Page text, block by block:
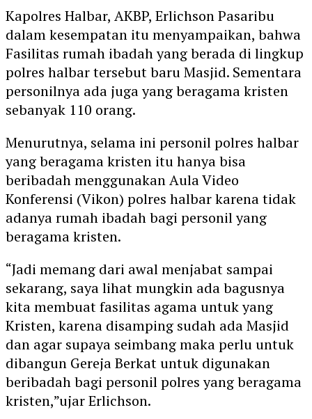
Kapolres Halbar, AKBP, Erlichson Pasaribu
dalam kesempatan itu menyampaikan, bahwa
Fasilitas rumah ibadah yang berada di lingkup
polres halbar tersebut baru Masjid. Sementara
personilnya ada juga yang beragama kristen
sebanyak 110 orang.
Menurutnya, selama ini personil polres halbar
yang beragama kristen itu hanya bisa
beribadah menggunakan Aula Video
Konferensi (Vikon) polres halbar karena tidak
adanya rumah ibadah bagi personil yang
beragama kristen.
“Jadi memang dari awal menjabat sampai
sekarang, saya lihat mungkin ada bagusnya
kita membuat fasilitas agama untuk yang
Kristen, karena disamping sudah ada Masjid
dan agar supaya seimbang maka perlu untuk
dibangun Gereja Berkat untuk digunakan
beribadah bagi personil polres yang beragama
kristen,”ujar Erlichson.